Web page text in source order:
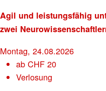
Agil und leistungsfähig
zwei
Montag, 24.08.2026
abCHF 20
Verlosung